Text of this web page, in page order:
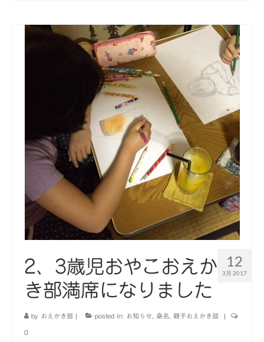
12
3月 2017
2、3歳児おやこおえか
き部満席になりました
by おえかき部 | posted in: お知らせ 桑名 親子おえかき部 |
0